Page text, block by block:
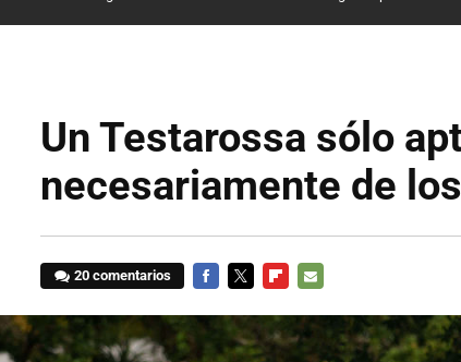
Un Testarossa sólo
necesariamente de
20 comentarios
MAIL